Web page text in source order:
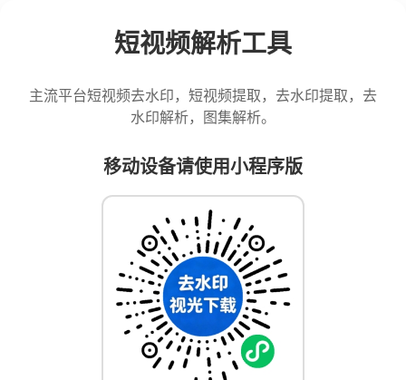
短视频解析工具
主流平台短视频去水印，短视频提取，去水印提取，去
水印解析，图集解析。
移动设备请使用小程序版